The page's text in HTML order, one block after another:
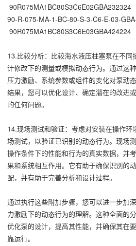
90R075MA1BC80S3C6E02GBA232324
90-R-075-MA-1-BC-80-S-3-C6-E-03-
90R075MA1BC80S3C6E03GBA424224
13.比较分析：比较海水液压柱塞泵在不
计修改下的测量或模拟动态行为。通过这
压力激励、系统参数或组件的变化对泵动
结果，您可以优化设计、确定潜在的改进
的任何问题。
14.现场测试和验证：考虑对安装在操作
场测试，以验证已识别的动态行为。现场
操作条件下的性能和行为的真实数据，并
果和系统相互作用。它有助于确保识别的
配，并有助于完善分析和设计过程。
通过执行这些附加步骤，您可以进一步加
力激励下的动态行为的理解。这种全面的
优化泵的设计，提高其性能，并确保其在
靠运行。